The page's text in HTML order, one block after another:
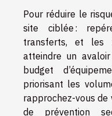
Pour réduire le
site ciblée :
transferts, et les
atteindre un
budget
priorisant les
rapprochez-vous
de prévention